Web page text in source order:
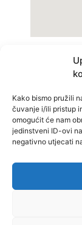
Kako bismo pružili
čuvanje i/ili pristup
omogućit će nam
jedinstveni ID-ovi
negativno utjecati
Operativni
Printbox